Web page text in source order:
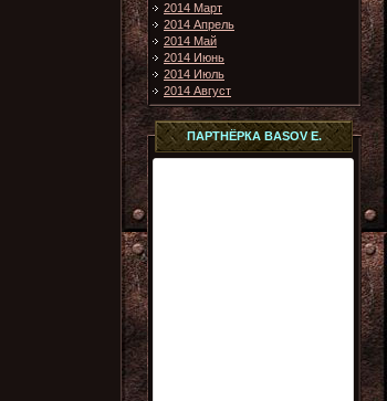
2014 Март
2014 Апрель
2014 Май
2014 Июнь
2014 Июль
2014 Август
ПАРТНЁРКА BASOV E.